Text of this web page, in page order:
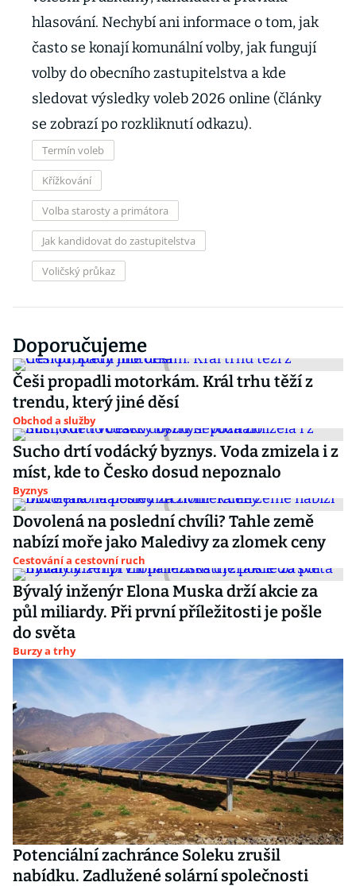
hlasování. Nechybí ani informace o tom, jak
často se konají komunální volby, jak fungují
volby do obecního zastupitelstva a kde
sledovat výsledky voleb 2026 online (články
se zobrazí po rozkliknutí odkazu).
Termín voleb
Křížkování
Volba starosty a primátora
Jak kandidovat do zastupitelstva
Voličský průkaz
Doporučujeme
Češi propadli motorkám. Král trhu těží z
trendu, který jiné děsí
Obchod a služby
Sucho drtí vodácký byznys. Voda zmizela i z
míst, kde to Česko dosud nepoznalo
Byznys
Dovolená na poslední chvíli? Tahle země
nabízí moře jako Maledivy za zlomek ceny
Cestování a cestovní ruch
Bývalý inženýr Elona Muska drží akcie za
půl miliardy. Při první příležitosti je pošle
do světa
Burzy a trhy
Potenciální zachránce Soleku zrušil
nabídku. Zadlužené solární společnosti